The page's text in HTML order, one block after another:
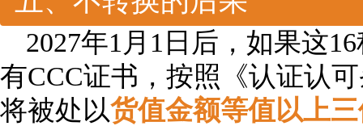
2027年1月1日后，如果这
有CCC证书，按照《认证认
将被处以货值金额等值以上